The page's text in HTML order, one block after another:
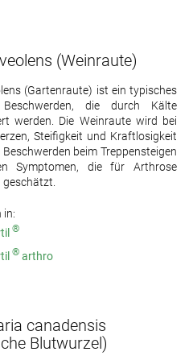
(Weinraute)
(Gartenraute) ist ein typisches
die durch Kälte
werden. Die Weinraute wird bei
Steifigkeit und Kraftlosigkeit
Beschwerden beim Treppensteigen
Symptomen, die für Arthrose
in:
®
® arthro
canadensis
Blutwurzel)